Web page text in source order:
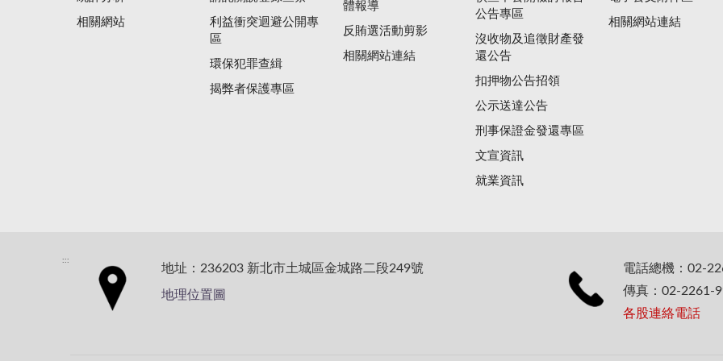
相關網站
利益衝突迴避公開專
區
環保犯罪查緝
揭弊者保護專區
體報導
反賄選活動剪影
相關網站連結
公告專區
沒收物及追徵財產發
還公告
扣押物公告招領
公示送達公告
刑事保證金發還專區
文宣資訊
就業資訊
相關網站連結
:::
地址：236203 新北市土城區金城路二段249號
地理位置圖
電話總機：02-
傳真：02-2261-
各股連絡電話